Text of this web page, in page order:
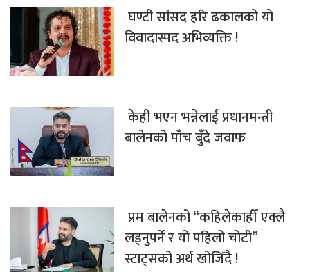
घण्टी सांसद हरि ढकालको यो
विवादास्पद अभिव्यक्ति !
केही भएन भन्नेलाई प्रधानमन्त्री
बालेनको पाँच बुँदे जवाफ
प्रम बालेनको “कहिलेकाहीँ एक्लै
लड्नुपर्ने र यो पहिलो चोटी”
स्टाट्सको अर्थ खोजिँदै !